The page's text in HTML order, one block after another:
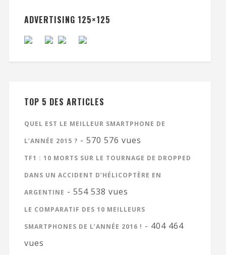
ADVERTISING 125×125
TOP 5 DES ARTICLES
QUEL EST LE MEILLEUR SMARTPHONE DE
L’ANNÉE 2015 ? - 570 576 vues
TF1 : 10 MORTS SUR LE TOURNAGE DE DROPPED
DANS UN ACCIDENT D’HÉLICOPTÈRE EN
ARGENTINE - 554 538 vues
LE COMPARATIF DES 10 MEILLEURS
SMARTPHONES DE L’ANNÉE 2016 ! - 404 464
vues